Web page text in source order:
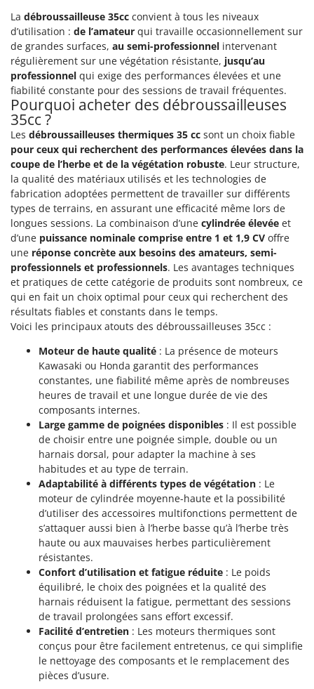
La débroussailleuse 35cc convient à tous les niveaux
d’utilisation : de l’amateur qui travaille occasionnellement sur
de grandes surfaces, au semi-professionnel intervenant
régulièrement sur une végétation résistante, jusqu’au
professionnel qui exige des performances élevées et une
fiabilité constante pour des sessions de travail fréquentes.
Pourquoi acheter des débroussailleuses
35cc ?
Les débroussailleuses thermiques 35 cc sont un choix fiable
pour ceux qui recherchent des performances élevées dans la
coupe de l’herbe et de la végétation robuste. Leur structure,
la qualité des matériaux utilisés et les technologies de
fabrication adoptées permettent de travailler sur différents
types de terrains, en assurant une efficacité même lors de
longues sessions. La combinaison d’une cylindrée élevée et
d’une puissance nominale comprise entre 1 et 1,9 CV offre
une réponse concrète aux besoins des amateurs, semi-
professionnels et professionnels. Les avantages techniques
et pratiques de cette catégorie de produits sont nombreux, ce
qui en fait un choix optimal pour ceux qui recherchent des
résultats fiables et constants dans le temps.
Voici les principaux atouts des débroussailleuses 35cc :
Moteur de haute qualité : La présence de moteurs
Kawasaki ou Honda garantit des performances
constantes, une fiabilité même après de nombreuses
heures de travail et une longue durée de vie des
composants internes.
Large gamme de poignées disponibles : Il est possible
de choisir entre une poignée simple, double ou un
harnais dorsal, pour adapter la machine à ses
habitudes et au type de terrain.
Adaptabilité à différents types de végétation : Le
moteur de cylindrée moyenne-haute et la possibilité
d’utiliser des accessoires multifonctions permettent de
s’attaquer aussi bien à l’herbe basse qu’à l’herbe très
haute ou aux mauvaises herbes particulièrement
résistantes.
Confort d’utilisation et fatigue réduite : Le poids
équilibré, le choix des poignées et la qualité des
harnais réduisent la fatigue, permettant des sessions
de travail prolongées sans effort excessif.
Facilité d’entretien : Les moteurs thermiques sont
conçus pour être facilement entretenus, ce qui simplifie
le nettoyage des composants et le remplacement des
pièces d’usure.